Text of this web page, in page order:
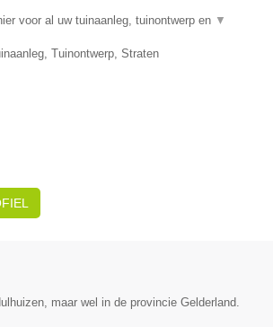
voor al uw tuinaanleg, tuinontwerp en ▼
Tuinontwerp, Straten
maar wel in de provincie Gelderland.